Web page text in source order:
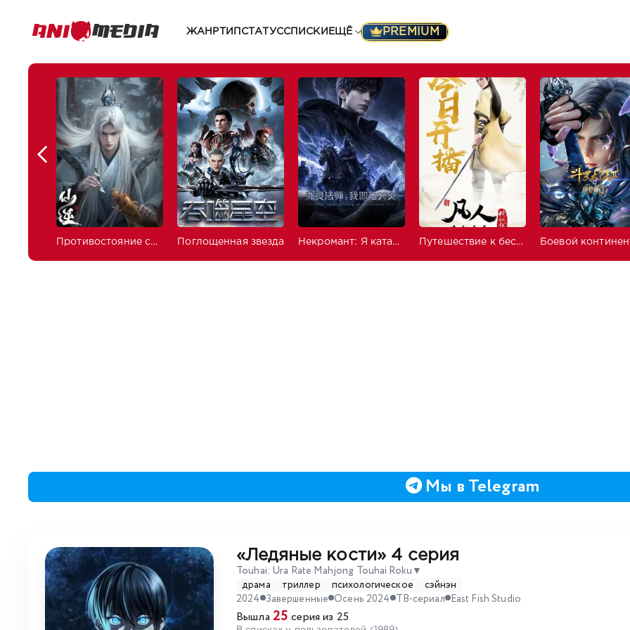
ЖАНРТИП СТАТУССПИСКИ ЕЩЁ PREMIUM
Противостояние святого Поглощенная звезда Некромант: Я катастрофа Путешествие к бессмертию
Мы в Telegram
«Ледяные кости» 4 серия
Touhai: Ura Rate Mahjong Touhai Roku ▼
драма
триллер психологическое
сэйнэн
2024 Завершенные Осень 2024 ТВ-сериал East Fish Studio
Вышла 25 серия из 25